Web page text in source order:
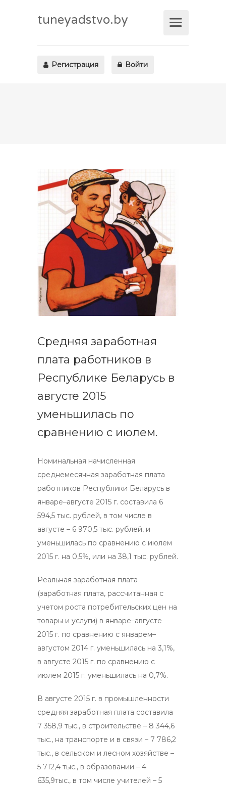
tuneyadstvo.by
Регистрация Войти
Cредняя заработная
плата работников в
Республике Беларусь в
августе 2015
уменьшилась по
сравнению с июлем.
Номинальная начисленная
среднемесячная заработная плата
работников Республики Беларусь в
январе–августе 2015 г. составила 6
594,5 тыс. рублей, в том числе в
августе – 6 970,5 тыс. рублей, и
уменьшилась по сравнению с июлем
2015 г. на 0,5%, или на 38,1 тыс. рублей.
Реальная заработная плата
(заработная плата, рассчитанная с
учетом роста потребительских цен на
товары и услуги) в январе–августе
2015 г. по сравнению с январем–
августом 2014 г. уменьшилась на 3,1%,
в августе 2015 г. по сравнению с
июлем 2015 г. уменьшилась на 0,7%.
В августе 2015 г. в промышленности
средняя заработная плата составила
7 358,9 тыс., в строительстве – 8 344,6
тыс., на транспорте и в связи – 7 786,2
тыс., в сельском и лесном хозяйстве –
5 712,4 тыс., в образовании – 4
635,9тыс., в том числе учителей – 5